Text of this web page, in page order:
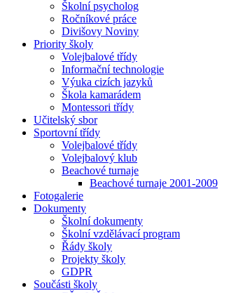
Školní psycholog
Ročníkové práce
Divišovy Noviny
Priority školy
Volejbalové třídy
Informační technologie
Výuka cizích jazyků
Škola kamarádem
Montessori třídy
Učitelský sbor
Sportovní třídy
Volejbalové třídy
Volejbalový klub
Beachové turnaje
Beachové turnaje 2001-2009
Fotogalerie
Dokumenty
Školní dokumenty
Školní vzdělávací program
Řády školy
Projekty školy
GDPR
Součásti školy